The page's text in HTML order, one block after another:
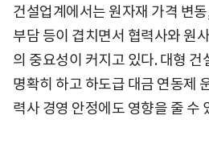
건설업계에서는 원자재 가격 변
부담 등이 겹치면서 협력사와 원
의 중요성이 커지고 있다. 대형
명확히 하고 하도급 대금 연동제
력사 경영 안정에도 영향을 줄 수